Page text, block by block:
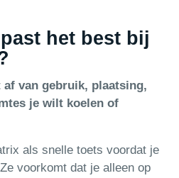
het best bij
af van gebruik, plaatsing,
je wilt koelen of
als snelle toets voordat je
voorkomt dat je alleen op